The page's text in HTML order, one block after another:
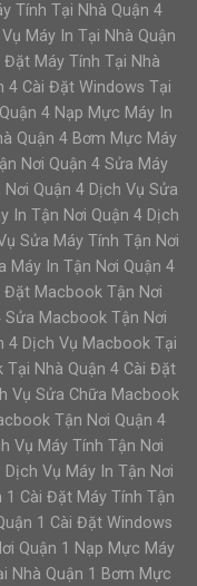
Tính Tại Nhà Quận 4
Máy In Tại Nhà Quận
Đặt Máy Tính Tại Nhà
4 Cài Đặt Windows Tại
4 Nạp Mực Máy In
Quận 4 Bơm Mực Máy
Nơi Quận 4 Sửa Máy
Quận 4 Dịch Vụ Sửa
In Tận Nơi Quận 4 Dịch
Sửa Máy Tính Tận Nơi
Máy In Tận Nơi Quận 4
Đặt Macbook Tận Nơi
Sửa Macbook Tận Nơi
4 Dịch Vụ Macbook Tại
Nhà Quận 4 Cài Đặt
Vụ Sửa Chữa Macbook
Tận Nơi Quận 4
Vụ Máy Tính Tận Nơi
Vụ Máy In Tận Nơi
1 Cài Đặt Máy Tính Tận
1 Cài Đặt Windows
Quận 1 Nạp Mực Máy
Nhà Quận 1 Bơm Mực